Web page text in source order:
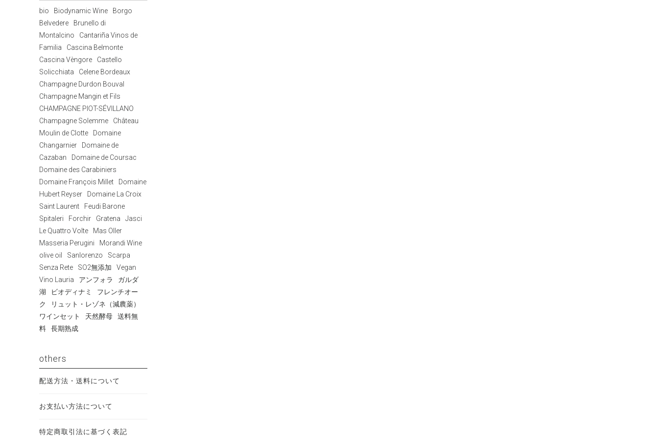
bio Biodynamic Wine
Borgo
Belvedere
Brunello di
Montalcino
Cantariña Vinos de
Familia
Cascina Belmonte
Cascina Vèngore
Castello
Solicchiata
Celene Bordeaux
Champagne Durdon Bouval
Champagne Mangin et Fils
CHAMPAGNE PIOT-SÉVILLANO
Champagne Solemme
Château
Moulin de Clotte
Domaine
Changarnier
Domaine de
Cazaban
Domaine de Coursac
Domaine des Carabiniers
Domaine François Millet
Domaine
Hubert Reyser
Domaine La Croix
Saint Laurent
Feudi Barone
Spitaleri
Forchir Gratena
Jasci
Le Quattro Volte
Mas Oller
Masseria Perugini
Morandi Wine
olive oil
Sanlorenzo
Scarpa
Senza Rete
SO2無添加
Vegan
Vino Lauria
アンフォラ
ガルダ
湖
ビオディナミ
フレンチオー
ク
リュット・レゾネ（減農薬）
ワインセット
天然酵母
送料無
料
長期熟成
others
配送方法・送料について
お支払い方法について
特定商取引法に基づく表記